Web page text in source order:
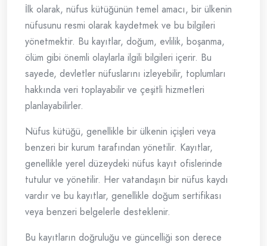
İlk olarak, nüfus kütüğünün temel amacı, bir ülkenin
nüfusunu resmi olarak kaydetmek ve bu bilgileri
yönetmektir. Bu kayıtlar, doğum, evlilik, boşanma,
ölüm gibi önemli olaylarla ilgili bilgileri içerir. Bu
sayede, devletler nüfuslarını izleyebilir, toplumları
hakkında veri toplayabilir ve çeşitli hizmetleri
planlayabilirler.
Nüfus kütüğü, genellikle bir ülkenin içişleri veya
benzeri bir kurum tarafından yönetilir. Kayıtlar,
genellikle yerel düzeydeki nüfus kayıt ofislerinde
tutulur ve yönetilir. Her vatandaşın bir nüfus kaydı
vardır ve bu kayıtlar, genellikle doğum sertifikası
veya benzeri belgelerle desteklenir.
Bu kayıtların doğruluğu ve güncelliği son derece